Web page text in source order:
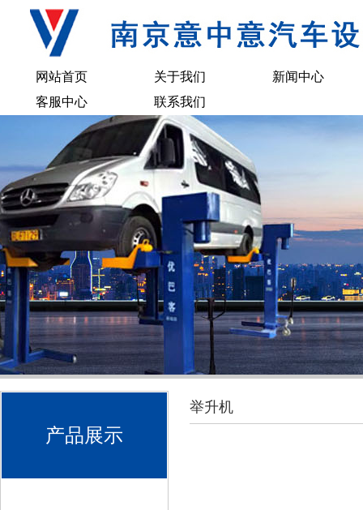
网站首页 关于我们
新闻中心
客服中心
联系我们
产品展示
举升机